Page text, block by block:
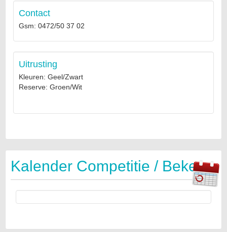
Contact
Gsm: 0472/50 37 02
Uitrusting
Kleuren: Geel/Zwart
Reserve: Groen/Wit
Kalender Competitie / Beker